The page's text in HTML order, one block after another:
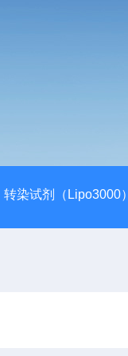
转染试剂（Lipo3000）